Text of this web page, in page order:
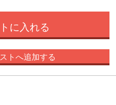
に入れる
トへ追加する